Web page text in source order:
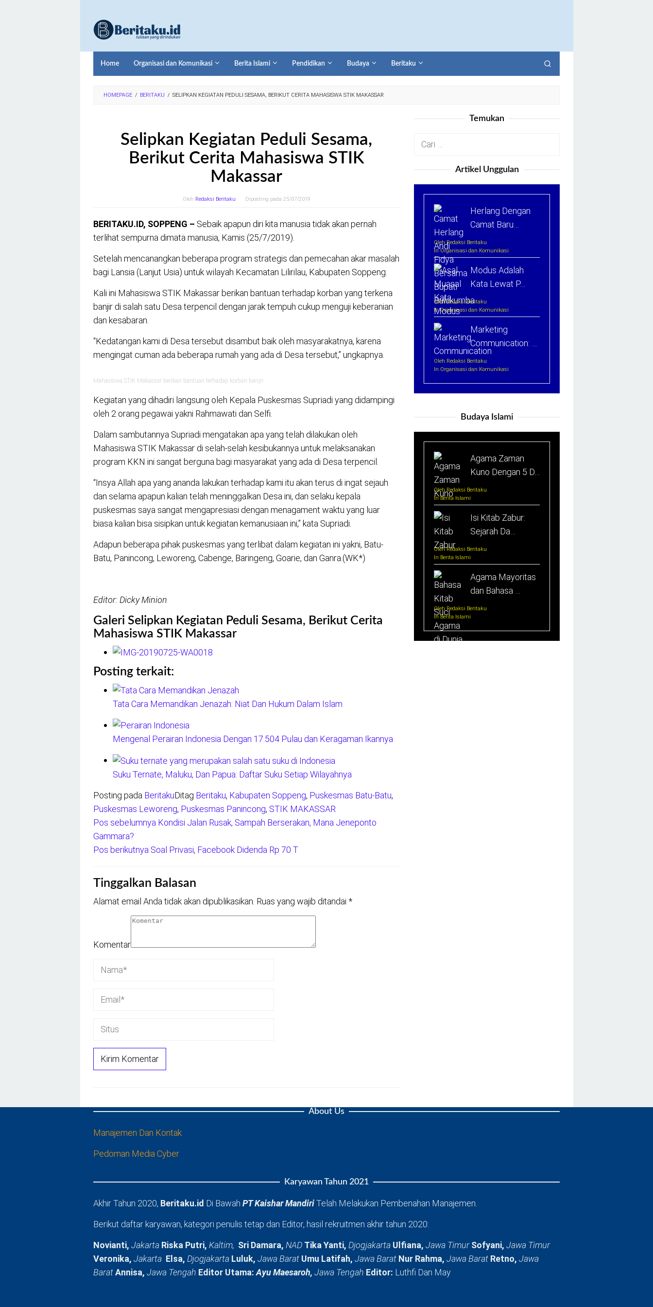
konten
Home Organisasi dan Komunikasi Berita Islami Pendidikan Budaya Beritaku
HOMEPAGE / BERITAKU / SELIPKAN KEGIATAN PEDULI SESAMA, BERIKUT CERITA MAHASISWA STIK MAKASSAR
Selipkan Kegiatan Peduli Sesama,
Berikut Cerita Mahasiswa STIK
Makassar
Oleh Redaksi Beritaku Diposting pada 25/07/2019
BERITAKU.ID, SOPPENG – Sebaik apapun diri kita manusia tidak akan pernah
terlihat sempurna dimata manusia, Kamis (25/7/2019).
Setelah mencanangkan beberapa program strategis dan pemecahan akar masalah
bagi Lansia (Lanjut Usia) untuk wilayah Kecamatan Lilirilau, Kabupaten Soppeng.
Kali ini Mahasiswa STIK Makassar berikan bantuan terhadap korban yang terkena
banjir di salah satu Desa terpencil dengan jarak tempuh cukup menguji keberanian
dan kesabaran.
“Kedatangan kami di Desa tersebut disambut baik oleh masyarakatnya, karena
mengingat cuman ada beberapa rumah yang ada di Desa tersebut,” ungkapnya.
Mahasiswa STIK Makassar berikan bantuan terhadap korban banjir.
Kegiatan yang dihadiri langsung oleh Kepala Puskesmas Supriadi yang didampingi
oleh 2 orang pegawai yakni Rahmawati dan Selfi.
Dalam sambutannya Supriadi mengatakan apa yang telah dilakukan oleh
Mahasiswa STIK Makassar di selah-selah kesibukannya untuk melaksanakan
program KKN ini sangat berguna bagi masyarakat yang ada di Desa terpencil.
“Insya Allah apa yang ananda lakukan terhadap kami itu akan terus di ingat sejauh
dan selama apapun kalian telah meninggalkan Desa ini, dan selaku kepala
puskesmas saya sangat mengapresiasi dengan menagament waktu yang luar
biasa kalian bisa sisipkan untuk kegiatan kemanusiaan ini,” kata Supriadi.
Adapun beberapa pihak puskesmas yang terlibat dalam kegiatan ini yakni, Batu-
Batu, Panincong, Leworeng, Cabenge, Baringeng, Goarie, dan Ganra.(WK*)
Editor: Dicky Minion
Galeri Selipkan Kegiatan Peduli Sesama, Berikut Cerita
Mahasiswa STIK Makassar
Posting terkait:
Tata Cara Memandikan Jenazah: Niat Dan Hukum Dalam Islam
Mengenal Perairan Indonesia Dengan 17.504 Pulau dan Keragaman Ikannya
Suku Ternate, Maluku, Dan Papua: Daftar Suku Setiap Wilayahnya
Posting pada BeritakuDitag Beritaku, Kabupaten Soppeng, Puskesmas Batu-Batu,
Puskesmas Leworeng, Puskesmas Panincong, STIK MAKASSAR
Navigasi
pos
Pos sebelumnya Kondisi Jalan Rusak, Sampah Berserakan, Mana Jeneponto
Gammara?
Pos berikutnya Soal Privasi, Facebook Didenda Rp 70 T
Tinggalkan Balasan
Alamat email Anda tidak akan dipublikasikan. Ruas yang wajib ditandai *
Komentar
Temukan
Cari
Artikel Unggulan
Herlang Dengan
Camat Baru…
Oleh Redaksi Beritaku
In Organisasi dan Komunikasi
Modus Adalah
Kata Lewat P…
Oleh Redaksi Beritaku
In Organisasi dan Komunikasi
Marketing
Communication: …
Oleh Redaksi Beritaku
In Organisasi dan Komunikasi
Budaya Islami
Agama Zaman
Kuno Dengan 5 D…
Oleh Redaksi Beritaku
In Berita Islami
Isi Kitab Zabur:
Sejarah Da…
Oleh Redaksi Beritaku
In Berita Islami
Agama Mayoritas
dan Bahasa …
Oleh Redaksi Beritaku
In Berita Islami
About Us
Manajemen Dan Kontak
Pedoman Media Cyber
Karyawan Tahun 2021
Akhir Tahun 2020, Beritaku.id Di Bawah PT Kaishar MandiriTelah Melakukan Pembenahan Manajemen.
Berikut daftar karyawan, kategori penulis tetap dan Editor, hasil rekruitmen akhir tahun 2020:
Novianti, Jakarta Riska Putri, Kaltim, Sri Damara, NAD Tika Yanti, Djogjakarta Ulfiana, Jawa TimurSofyani, Jawa Timur
Veronika, Jakarta Elsa, Djogjakarta Luluk, Jawa Barat Umu Latifah, Jawa Barat Nur Rahma, Jawa Barat Retno, Jawa
BaratAnnisa, Jawa Tengah Editor Utama:Ayu Maesaroh, Jawa Tengah Editor: Luthfi Dan May